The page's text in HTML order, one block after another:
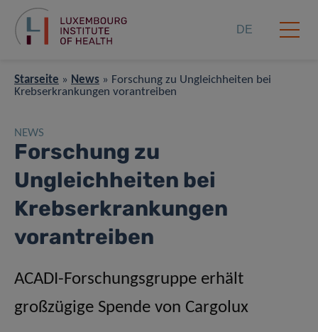
DE
Starseite » News » Forschung zu Ungleichheiten bei
Krebserkrankungen vorantreiben
NEWS
Forschung zu
Ungleichheiten bei
Krebserkrankungen
vorantreiben
ACADI-Forschungsgruppe erhält
großzügige Spende von Cargolux